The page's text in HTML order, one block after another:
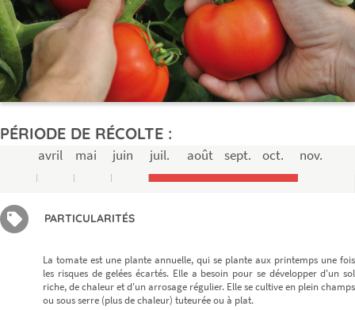
PÉRIODE DE RÉCOLTE :
avril mai juin juil. août sept. oct. nov.
PARTICULARITÉS
La tomate est une plante annuelle, qui se plante aux printemps une fois
les risques de gelées écartés. Elle a besoin pour se développer d'un sol
riche, de chaleur et d'un arrosage régulier. Elle se cultive en plein champs
ou sous serre (plus de chaleur) tuteurée ou à plat.